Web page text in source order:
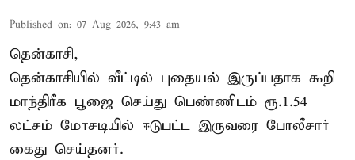
Published on: 07 Aug 2026, 9:43 am
தென்காசி,
தென்காசியில் வீட்டில் புதையல் இருப்பதாக கூறி
மாந்திரீக பூஜை செய்து பெண்ணிடம் ரூ.1.54
லட்சம் மோசடியில் ஈடுபட்ட இருவரை போலீசார்
கைது செய்தனர்.